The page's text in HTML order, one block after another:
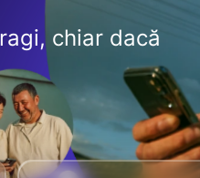
chiar dacă